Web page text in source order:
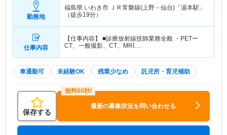
勤務地
福島県 いわき市 ＪＲ常磐線(上野－仙台)「湯本駅」
（徒歩19分）
仕事内容
【仕事内容】 ■診療放射線技師業務全般 ・PETー
CT、一般撮影、CT、MRI…
車通勤可 未経験OK 残業少なめ 託児所・育児補助
保存する
最新の募集状況を問い合わせる